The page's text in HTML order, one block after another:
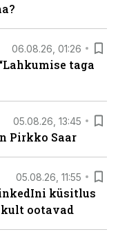
06.08.26, 01:26
taga
05.08.26, 13:45
Pirkko Saar
05.08.26, 11:55
küsitlus
ootavad